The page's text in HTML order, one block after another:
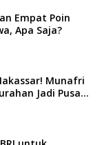
Empat Poin
Apa Saja?
Munafri
Jadi Pusat